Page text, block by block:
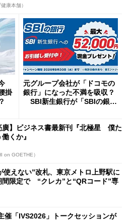
康本舗）
掛
元グループ会社が「ドコモの
銀行」になった不満を吸収？
SBI新生銀行が「SBIの銀
開催
廣】ビジネス書最新刊『北極星 僕た
くか』
on GOETHE）
使えない”改札、東京メトロ上野駅に
限定で “クレカ”と“QRコード”専
催「IVS2026」トークセッションが